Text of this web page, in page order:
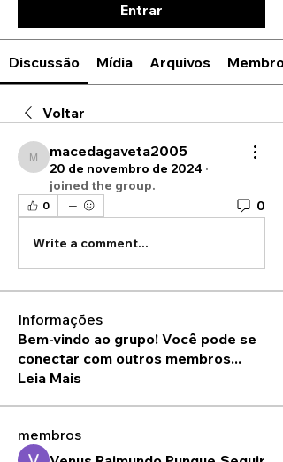
Entrar
Discussão Mídia Arquivos
Voltar
macedagaveta2005
macedagaveta2005
20 de novembro de 2024 ·
joined the group.
0 0
Write a comment...
Informações
Bem-vindo ao grupo! Você pode se
conectar com outros membros...
Leia Mais
membros